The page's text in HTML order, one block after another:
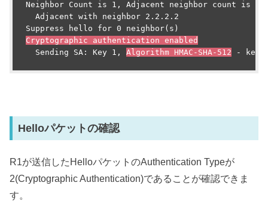
  Neighbor Count is 1, Adjacent neighbor count is 1
    Adjacent with neighbor 2.2.2.2
  Suppress hello for 0 neighbor(s)
Cryptographic authentication enabled
    Sending SA: Key 1,
Algorithm HMAC-SHA-512 - key
Helloパケットの確認
R1が送信したHelloパケットのAuthentication Typeが
2(Cryptographic Authentication)であることが確認できま
す。